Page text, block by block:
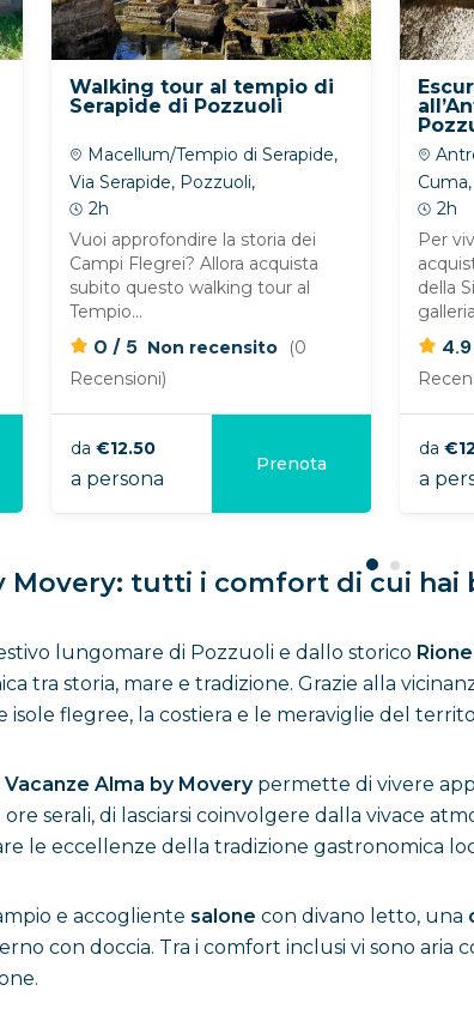
City of
2h
Per
della
4.9
da
a
Walking tour al tempio di
Serapide di Pozzuoli
Macellum/Tempio di Serapide,
Via Serapide, Pozzuoli,
Metropolitan City of Naples, Italy
2h
Vuoi approfondire la storia dei
Campi Flegrei? Allora acquista
subito questo walking tour al
Tempio...
0/ 5 Non recensito
(0
Recensioni)
da€12.50
a persona
Prenota
Movery: tutti i comfort di cui hai
lungomare di Pozzuoli e dallo storico
tra storia, mare e tradizione. Grazie alla
isole flegree, la costiera e le meraviglie del
Vacanze Alma by Moverypermette di vivere
serali, di lasciarsi coinvolgere dalla vivace
le eccellenze della tradizione gastronomica
e accogliente salone con divano letto, una
con doccia. Tra i comfort inclusi vi sono aria